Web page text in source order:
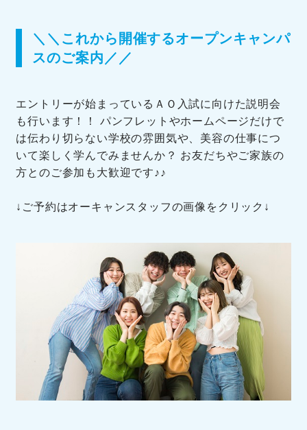
＼＼これから開催するオープンキャンパ
スのご案内／／
エントリーが始まっているＡＯ入試に向けた説明会
も行います！！ パンフレットやホームページだけで
は伝わり切らない学校の雰囲気や、美容の仕事につ
いて楽しく学んでみませんか？ お友だちやご家族の
方とのご参加も大歓迎です♪♪
↓ご予約はオーキャンスタッフの画像をクリック↓